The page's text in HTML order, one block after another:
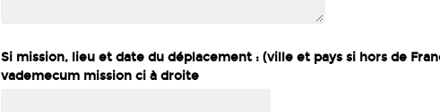
Si mission, lieu et date du déplacement : (ville et pays si hors de
vademecum mission ci à droite